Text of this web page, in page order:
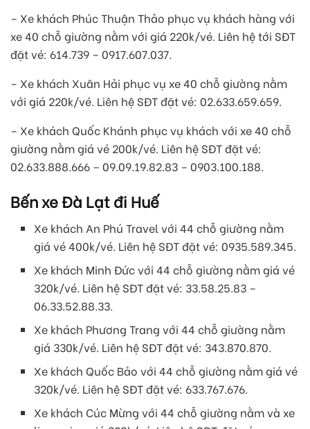
– Xe khách Phúc Thuận Thảo phục vụ khách hàng với
xe 40 chỗ giường nằm với giá 220k/vé. Liên hệ tới SĐT
đặt vé: 614.739 – 0917.607.037.
– Xe khách Xuân Hải phục vụ xe 40 chỗ giường nằm
với giá 220k/vé. Liên hệ SĐT đặt vé: 02.633.659.659.
– Xe khách Quốc Khánh phục vụ khách với xe 40 chỗ
giường nằm giá vé 200k/vé. Liên hệ SĐT đặt vé:
02.633.888.666 – 09.09.19.82.83 – 0903.100.188.
Bến xe Đà Lạt đi Huế
Xe khách An Phú Travel với 44 chỗ giường nằm
giá vé 400k/vé. Liên hệ SĐT đặt vé: 0935.589.345.
Xe khách Minh Đức với 44 chỗ giường nằm giá vé
320k/vé. Liên hệ SĐT đặt vé: 33.58.25.83 –
06.33.52.88.33.
Xe khách Phương Trang với 44 chỗ giường nằm
giá 330k/vé. Liên hệ SĐT đặt vé: 343.870.870.
Xe khách Quốc Bảo với 44 chỗ giường nằm giá vé
320k/vé. Liên hệ SĐT đặt vé: 633.767.676.
Xe khách Cúc Mừng với 44 chỗ giường nằm và xe